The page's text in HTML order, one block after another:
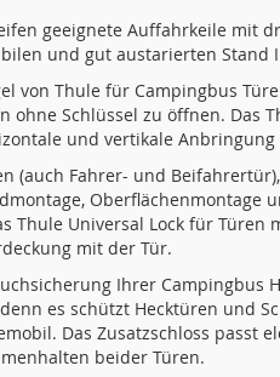
geeignete Auffahrkeile mit
und gut austarierten
von Thule für Campingbus
ohne Schlüssel zu öffnen. Das
und vertikale Anbringung
(auch Fahrer- und
Oberflächenmontage
Thule Universal Lock für
mit der Tür.
Ihrer Campingbus
es schützt Hecktüren und
Das Zusatzschloss
beider Türen.